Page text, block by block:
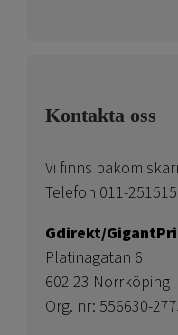
Kontakta oss
Vi finns bakom
Telefon 011-
Gdirekt/
Platinagatan 6
602 23 Norrköping
Org. nr: 556630-